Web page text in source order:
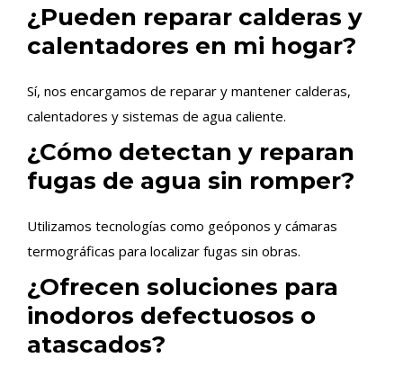
¿Pueden reparar calderas y
calentadores en mi hogar?
Sí, nos encargamos de reparar y mantener calderas,
calentadores y sistemas de agua caliente.
¿Cómo detectan y reparan
fugas de agua sin romper?
Utilizamos tecnologías como geóponos y cámaras
termográficas para localizar fugas sin obras.
¿Ofrecen soluciones para
inodoros defectuosos o
atascados?